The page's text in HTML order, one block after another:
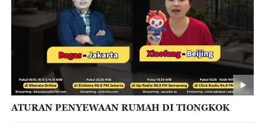
ATURAN PENYEWAAN RUMAH DI TIONGKOK